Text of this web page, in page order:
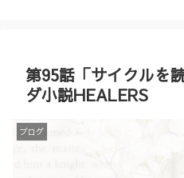
第95話「サイクルを
ダ小説HEALERS
ブログ